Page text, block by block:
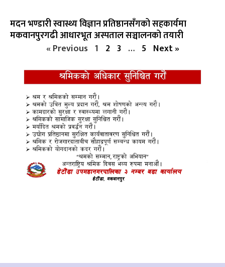
मदन भण्डारी स्वास्थ्य विज्ञान प्रतिष्ठानसँगको सहकार्यमा
मकवानपुरगढी आधारभूत अस्पताल सञ्चालनको तयारी
« Previous 1 2 3 … 5 Next »